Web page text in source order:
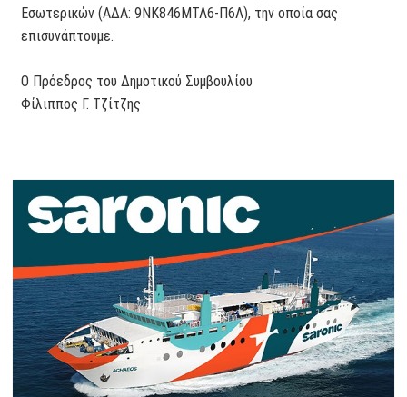
Εσωτερικών (ΑΔΑ: 9ΝΚ846ΜΤΛ6-Π6Λ), την οποία σας
επισυνάπτουμε.
Ο Πρόεδρος του Δημοτικού Συμβουλίου
Φίλιππος Γ. Τζίτζης